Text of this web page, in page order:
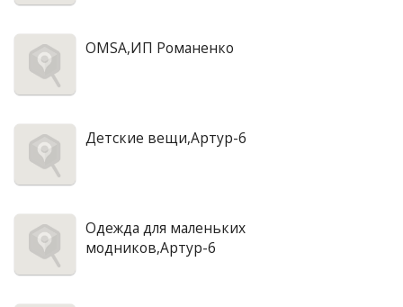
OMSA,ИП Романенко
Детские вещи,Артур-6
Одежда для маленьких
модников,Артур-6